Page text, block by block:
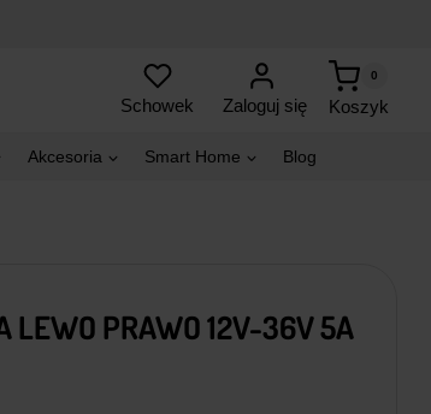
Schowek Zaloguj się Koszyk
0
Akcesoria Smart Home Blog
LEWO PRAWO 12V-36V 5A